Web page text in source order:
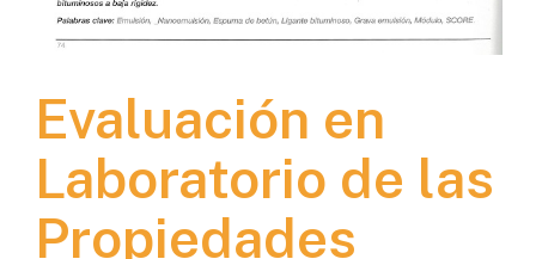
Evaluación en
Laboratorio de las
Propiedades